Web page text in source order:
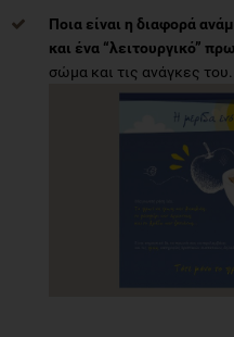
Ποια είναι η διαφορά
και ένα “λειτουργικό”
σώμα και τις ανάγκες του.